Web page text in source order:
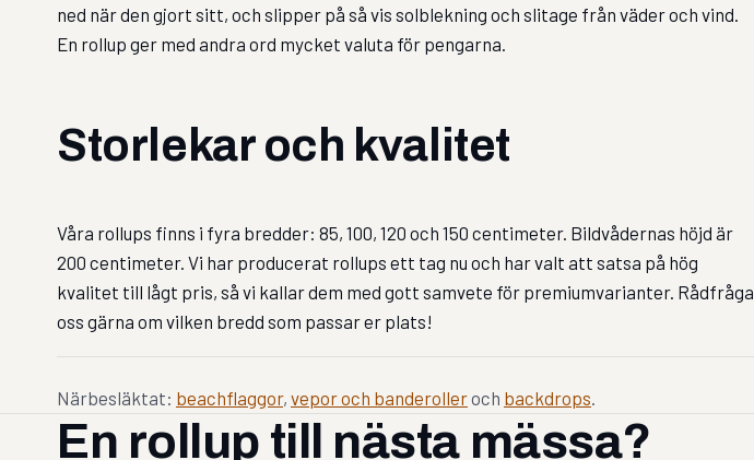
ned när den gjort sitt, och slipper på så vis solblekning och slitage från väder och vind.
En rollup ger med andra ord mycket valuta för pengarna.
Storlekar och kvalitet
Våra rollups finns i fyra bredder: 85, 100, 120 och 150 centimeter. Bildvådernas höjd är
200 centimeter. Vi har producerat rollups ett tag nu och har valt att satsa på hög
kvalitet till lågt pris, så vi kallar dem med gott samvete för premiumvarianter. Rådfråga
oss gärna om vilken bredd som passar er plats!
Närbesläktat: beachflaggor, vepor och banderolleroch backdrops
En rollup till nästa mässa?